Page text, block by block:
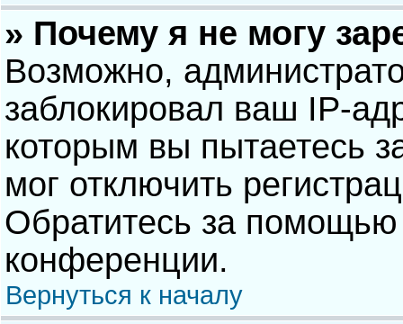
» Почему я не могу
Возможно,
заблокировал ваш IP-
которым вы пытаетесь
мог отключить
Обратитесь за помощью
конференции.
Вернуться к началу